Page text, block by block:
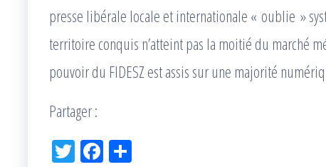
presse libérale locale et internationale « oublie »
territoire conquis n’atteint pas la moitié du marché
pouvoir du FIDESZ est assis sur une majorité
Partager :
Tw Fac